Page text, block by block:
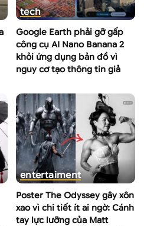
tech
Google Earth phải gỡ gấp
công cụ AI Nano Banana 2
khỏi ứng dụng bản đồ vì
nguy cơ tạo thông tin giả
entertaiment
Poster The Odyssey gây xôn
xao vì chi tiết ít ai ngờ: Cánh
tay lực lưỡng của Matt